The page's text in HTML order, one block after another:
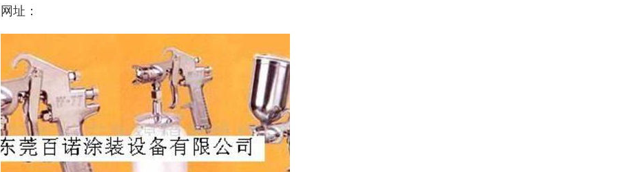
网址：